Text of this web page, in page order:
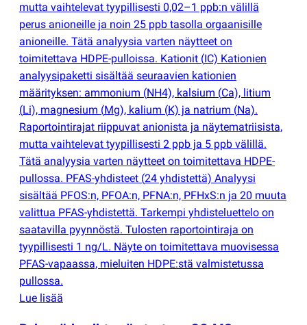
mutta vaihtelevat tyypillisesti 0,02–1 ppb:n välillä
perus anioneille ja noin 25 ppb tasolla orgaanisille
anioneille. Tätä analyysia varten näytteet on
toimitettava HDPE-pulloissa. Kationit (IC) Kationien
analyysipaketti sisältää seuraavien kationien
määrityksen: ammonium (NH4), kalsium (Ca), litium
(Li), magnesium (Mg), kalium (K) ja natrium (Na).
Raportointirajat riippuvat anionista ja näytematriisista,
mutta vaihtelevat tyypillisesti 2 ppb ja 5 ppb välillä.
Tätä analyysia varten näytteet on toimitettava HDPE-
pullossa. PFAS-yhdisteet (24 yhdistettä) Analyysi
sisältää PFOS:n, PFOA:n, PFNA:n, PFHxS:n ja 20 muuta
valittua PFAS-yhdistettä. Tarkempi yhdisteluettelo on
saatavilla pyynnöstä. Tulosten raportointiraja on
tyypillisesti 1 ng/L. Näyte on toimitettava muovisessa
PFAS-vapaassa, mieluiten HDPE:stä valmistetussa
pullossa.
Lue lisää